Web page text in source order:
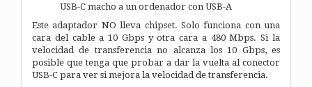
USB-C macho a un ordenador con USB-A
Este adaptador NO lleva chipset. Solo funciona con una
cara del cable a 10 Gbps y otra cara a 480 Mbps. Si la
velocidad de transferencia no alcanza los 10 Gbps, es
posible que tenga que probar a dar la vuelta al conector
USB-C para ver si mejora la velocidad de transferencia.